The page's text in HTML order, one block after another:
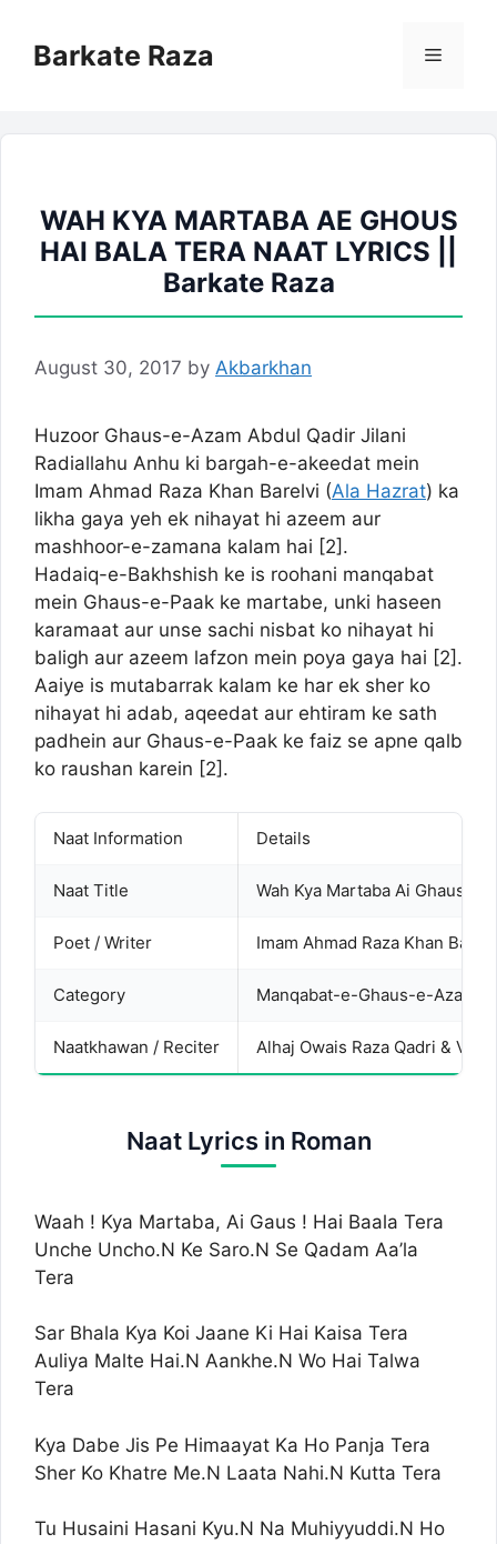
contentBarkate Raza Menu
WAH KYA MARTABA AE GHOUS
HAI BALA TERA NAAT LYRICS ||
Barkate Raza
August 30, 2017 by Akbarkhan
Huzoor Ghaus-e-Azam Abdul Qadir Jilani
Radiallahu Anhu ki bargah-e-akeedat mein
Imam Ahmad Raza Khan Barelvi (Ala Hazrat) ka
likha gaya yeh ek nihayat hi azeem aur
mashhoor-e-zamana kalam hai [2].
Hadaiq-e-Bakhshish ke is roohani manqabat
mein Ghaus-e-Paak ke martabe, unki haseen
karamaat aur unse sachi nisbat ko nihayat hi
baligh aur azeem lafzon mein poya gaya hai [2].
Aaiye is mutabarrak kalam ke har ek sher ko
nihayat hi adab, aqeedat aur ehtiram ke sath
padhein aur Ghaus-e-Paak ke faiz se apne qalb
ko raushan karein [2].
Naat Information Details
Naat Title Wah Kya Martaba Ai Ghaus
Poet / Writer Imam Ahmad Raza Khan
Category Manqabat-e-Ghaus-e-Azam
Naatkhawan / Reciter Alhaj Owais Raza Qadri &
Naat Lyrics in Roman
Waah ! Kya Martaba, Ai Gaus ! Hai Baala Tera
Unche Uncho.N Ke Saro.N Se Qadam Aa’la
Tera
Sar Bhala Kya Koi Jaane Ki Hai Kaisa Tera
Auliya Malte Hai.N Aankhe.N Wo Hai Talwa
Tera
Kya Dabe Jis Pe Himaayat Ka Ho Panja Tera
Sher Ko Khatre Me.N Laata Nahi.N Kutta Tera
Tu Husaini Hasani Kyu.N Na Muhiyyuddi.N Ho